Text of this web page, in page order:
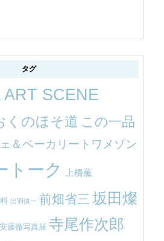
タグ
ART SCENE
くのほそ道 この一品
＆ベーカリートワメゾン
トーク 上橋薫
出羽慎一 前畑省三 坂田燦
安藤徹写真展 寺尾作次郎